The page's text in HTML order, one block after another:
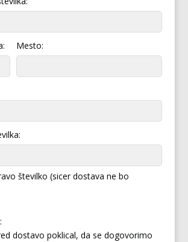
Mesto:
številko (sicer dostava ne bo
dostavo poklical, da se dogovorimo